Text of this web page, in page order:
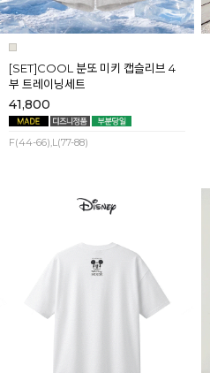
[SET]COOL 분또 미키 캡슬리브 4
부 트레이닝세트
41,800
F(44-66),L(77-88)